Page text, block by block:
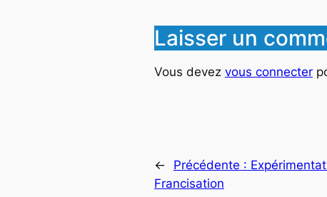
Laisser un
Vous devez vous connecter
← Précédente :
Francisation